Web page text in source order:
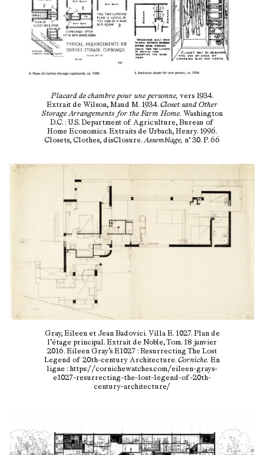
Placard de chambre pour une personne, vers 1934.
Extrait de Wilson, Maud M. 1934. Closet sand Other
Storage Arrangements for the Farm Home. Washington
D.C. : U.S. Department of Agriculture, Bureau of
Home Economics. Extraits de Urbach, Henry. 1996.
Closets, Clothes, disClosure.Assemblage, n° 30. P. 66
Gray, Eileen et Jean Badovici. Villa E. 1027. Plan de
l’étage principal. Extrait de Noble, Tom. 18 janvier
2016. Eileen Gray’s E1027 : Resurrecting The Lost
Legend of 20th-century Architecture. Corniche. En
ligne : https://cornichewatches.com/eileen-grays-
e1027-resurrecting-the-lost-legend-of-20th-
century-architecture/